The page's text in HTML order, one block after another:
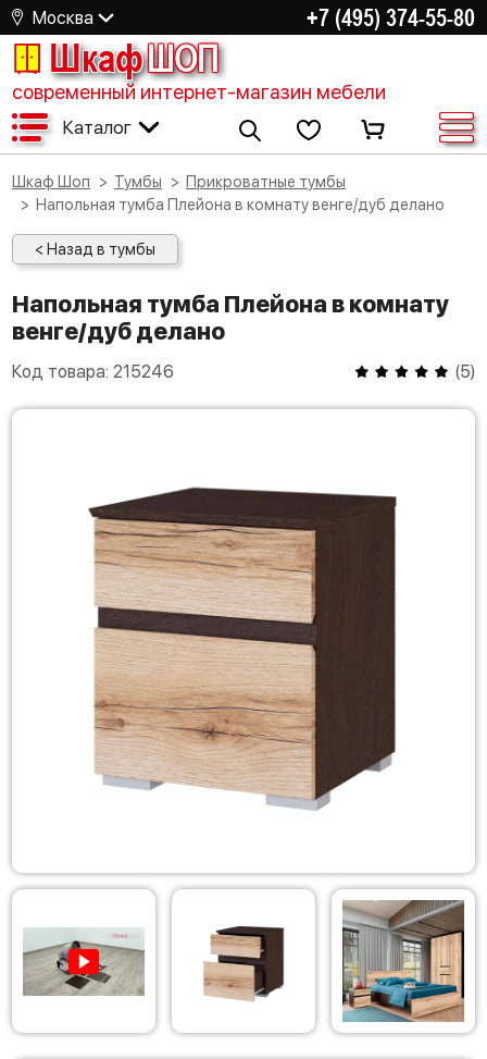
Москва +7 (495) 374-55-80
ШкафШОП
современный интернет-магазин мебели
Каталог
Шкаф Шоп Тумбы
Прикроватные тумбы
Напольная тумба Плейона в комнату венге/дуб делано
< Назад в тумбы
Напольная тумба Плейона в комнату
венге/дуб делано
Код товара: 215246 (5)